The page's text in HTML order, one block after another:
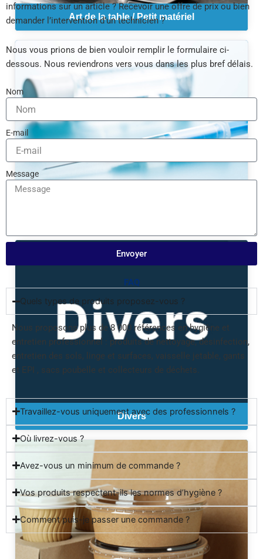
Art de la table / Petit matériel
Divers
informations sur un article ? Recevoir une offre de prix ou bien
demander l’intervention d’un technicien ?
Nous vous prions de bien vouloir remplir le formulaire ci-
dessous. Nous reviendrons vers vous dans les plus bref délais.
Nom
E-mail
Message
Envoyer
FAQ
Quels types de produits proposez-vous ?
Nous proposons plus de 8 000 références en hygiène et
entretien professionnel : produits de nettoyage, désinfection,
entretien des sols, linge et surfaces, vaisselle jetable, gants
et EPI , sacs poubelle et collecteurs de déchets.
Travaillez-vous uniquement avec des professionnels ?
Où livrez-vous ?
Avez-vous un minimum de commande ?
Vos produits respectent-ils les normes d’hygiène ?
Comment puis-je passer une commande ?